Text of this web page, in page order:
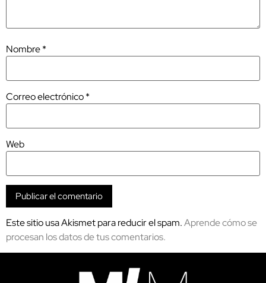
Nombre*
Correo electrónico*
Web
Este sitio usa Akismet para reducir el spam.Aprende cómo se
procesan los datos de tus comentarios.